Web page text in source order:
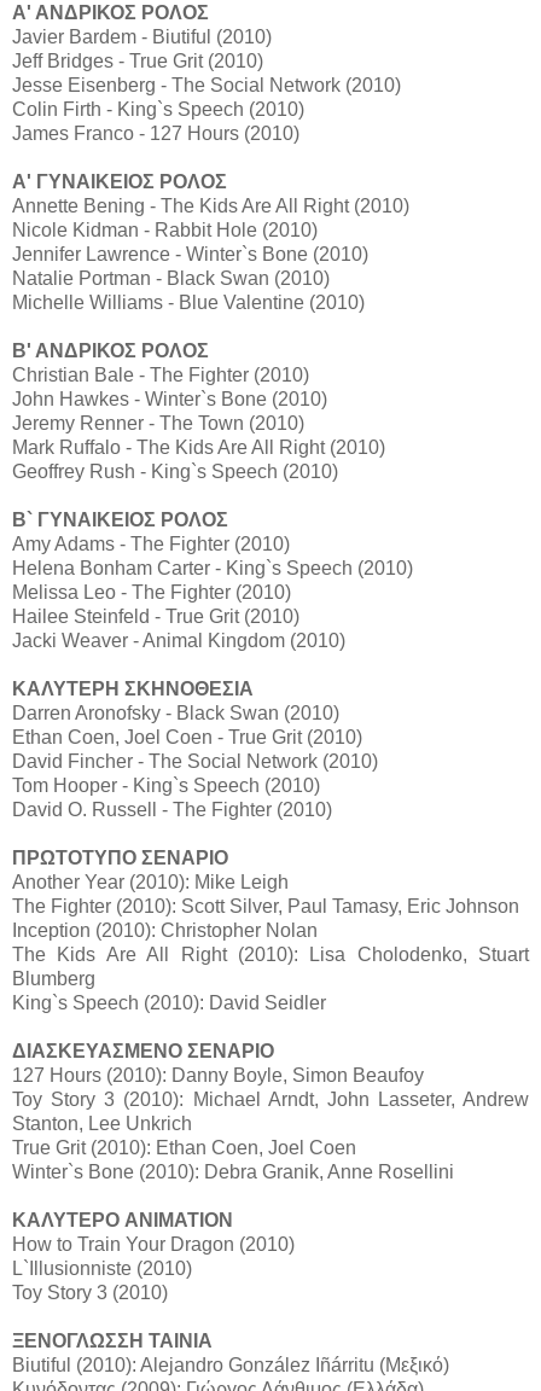
Α' ΑΝΔΡΙΚΟΣ ΡΟΛΟΣ
Javier Bardem - Biutiful (2010)
Jeff Bridges - True Grit (2010)
Jesse Eisenberg - The Social Network (2010)
Colin Firth - King`s Speech (2010)
James Franco - 127 Hours (2010)
Α' ΓΥΝΑΙΚΕΙΟΣ ΡΟΛΟΣ
Annette Bening - The Kids Are All Right (2010)
Nicole Kidman - Rabbit Hole (2010)
Jennifer Lawrence - Winter`s Bone (2010)
Natalie Portman - Black Swan (2010)
Michelle Williams - Blue Valentine (2010)
Β' ΑΝΔΡΙΚΟΣ ΡΟΛΟΣ
Christian Bale - The Fighter (2010)
John Hawkes - Winter`s Bone (2010)
Jeremy Renner - The Town (2010)
Mark Ruffalo - The Kids Are All Right (2010)
Geoffrey Rush - King`s Speech (2010)
B` ΓΥΝΑΙΚΕΙΟΣ ΡΟΛΟΣ
Amy Adams - The Fighter (2010)
Helena Bonham Carter - King`s Speech (2010)
Melissa Leo - The Fighter (2010)
Hailee Steinfeld - True Grit (2010)
Jacki Weaver - Animal Kingdom (2010)
ΚΑΛΥΤΕΡΗ ΣΚΗΝΟΘΕΣΙΑ
Darren Aronofsky - Black Swan (2010)
Ethan Coen, Joel Coen - True Grit (2010)
David Fincher - The Social Network (2010)
Tom Hooper - King`s Speech (2010)
David O. Russell - The Fighter (2010)
ΠΡΩΤΟΤΥΠΟ ΣΕΝΑΡΙΟ
Another Year (2010): Mike Leigh
The Fighter (2010): Scott Silver, Paul Tamasy, Eric Johnson
Inception (2010): Christopher Nolan
The Kids Are All Right (2010): Lisa Cholodenko, Stuart
Blumberg
King`s Speech (2010): David Seidler
ΔΙΑΣΚΕΥΑΣΜΕΝΟ ΣΕΝΑΡΙΟ
127 Hours (2010): Danny Boyle, Simon Beaufoy
Toy Story 3 (2010): Michael Arndt, John Lasseter, Andrew
Stanton, Lee Unkrich
True Grit (2010): Ethan Coen, Joel Coen
Winter`s Bone (2010): Debra Granik, Anne Rosellini
ΚΑΛΥΤΕΡΟ ANIMATION
How to Train Your Dragon (2010)
L`Illusionniste (2010)
Toy Story 3 (2010)
ΞΕΝΟΓΛΩΣΣΗ ΤΑΙΝΙΑ
Biutiful (2010): Alejandro González Iñárritu (Μεξικό)